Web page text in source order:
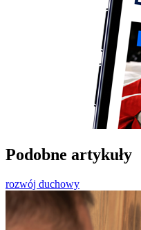
Podobne artykuły
rozwój duchowy